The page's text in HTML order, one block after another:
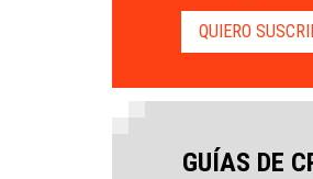
QUIERO
GUÍAS DE